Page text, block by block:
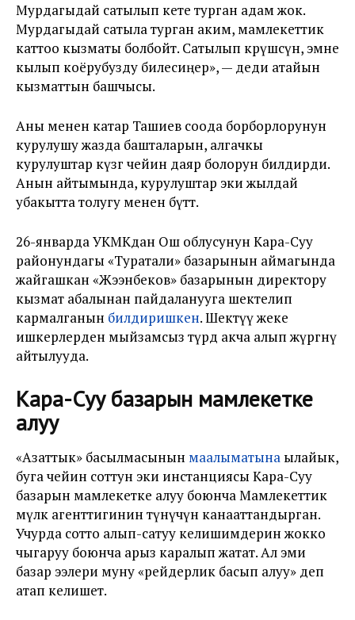
Мурдагыдай сатылып кете турган адам жок.
Мурдагыдай сатыла турган аким, мамлекеттик
каттоо кызматы болбойт. Сатылып көрүшсүн, эмне
кылып коёрубузду билесиңер», — деди атайын
кызматтын башчысы.
Аны менен катар Ташиев соода борборлорунун
курулушу жазда башталарын, алгачкы
курулуштар күзгө чейин даяр болорун билдирди.
Анын айтымында, курулуштар эки жылдай
убакытта толугу менен бүтөт.
26-январда УКМКдан Ош облусунун Кара-Суу
районундагы «Туратали» базарынын аймагында
жайгашкан «Жээнбеков» базарынын директору
кызмат абалынан пайдаланууга шектелип
кармалганын билдиришкен. Шектүү жеке
ишкерлерден мыйзамсыз түрдө акча алып жүргөнү
айтылууда.
Кара-Суу базарын мамлекетке
алуу
«Азаттык» басылмасынын маалыматына ылайык,
буга чейин соттун эки инстанциясы Кара-Суу
базарын мамлекетке алуу боюнча Мамлекеттик
мүлк агенттигинин өтүнүчүн канааттандырган.
Учурда сотто алып-сатуу келишимдерин жокко
чыгаруу боюнча арыз каралып жатат. Ал эми
базар ээлери муну«рейдерлик басып алуу» деп
атап келишет.